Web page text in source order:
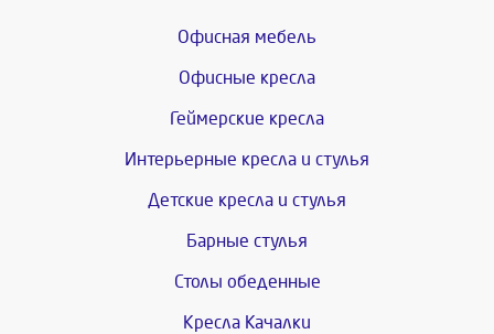
Офисная мебель
Офисные кресла
Геймерские кресла
Интерьерные кресла и стулья
Детские кресла и стулья
Барные стулья
Столы обеденные
Кресла Качалки